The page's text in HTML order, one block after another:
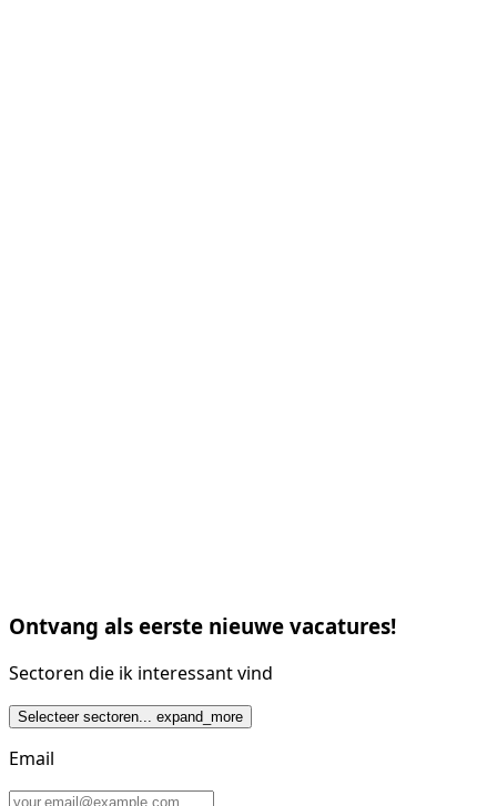
Ontvang als eerste nieuwe vacatures!
Sectoren die ik interessant vind
Selecteer sectoren... expand_more
Email